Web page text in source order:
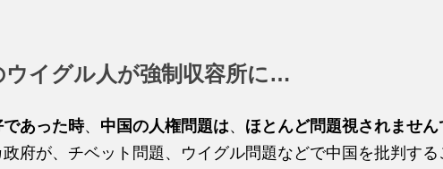
ウイグル人が強制収容所に…
あった時、 中国の人権問題は、 ほとんど問題視されません
府が、チベット問題、ウイグル問題などで中国を批判する